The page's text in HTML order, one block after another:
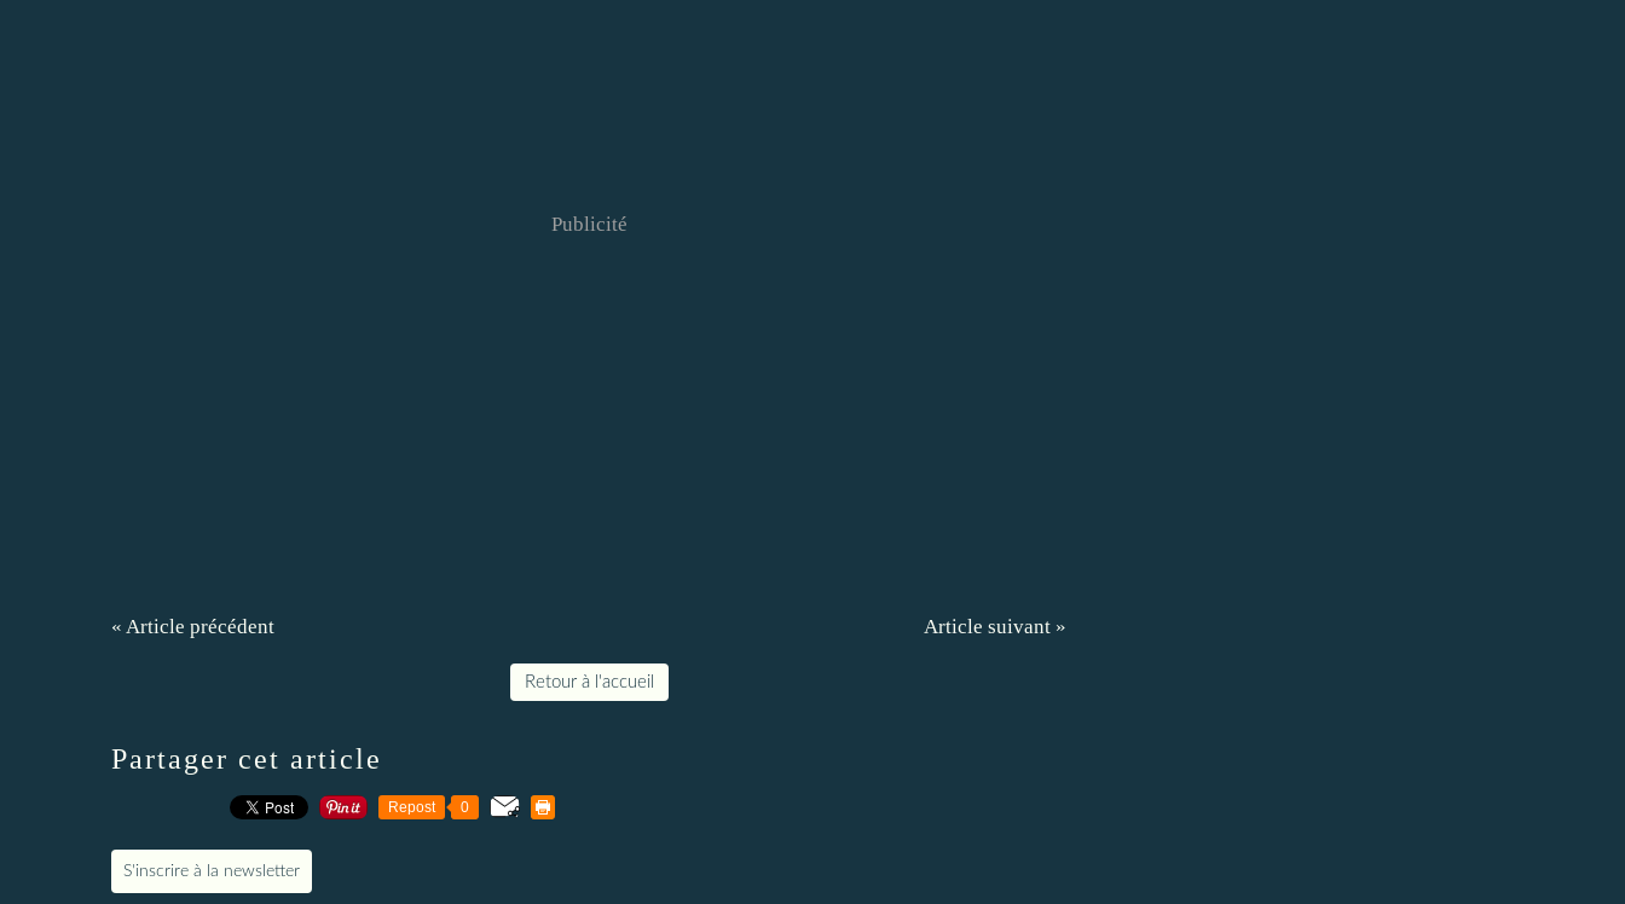
Publicité
« Article précédent Article suivant »
Retour à l'accueil
Partager cet article
Repost 0
S'inscrire à la newsletter